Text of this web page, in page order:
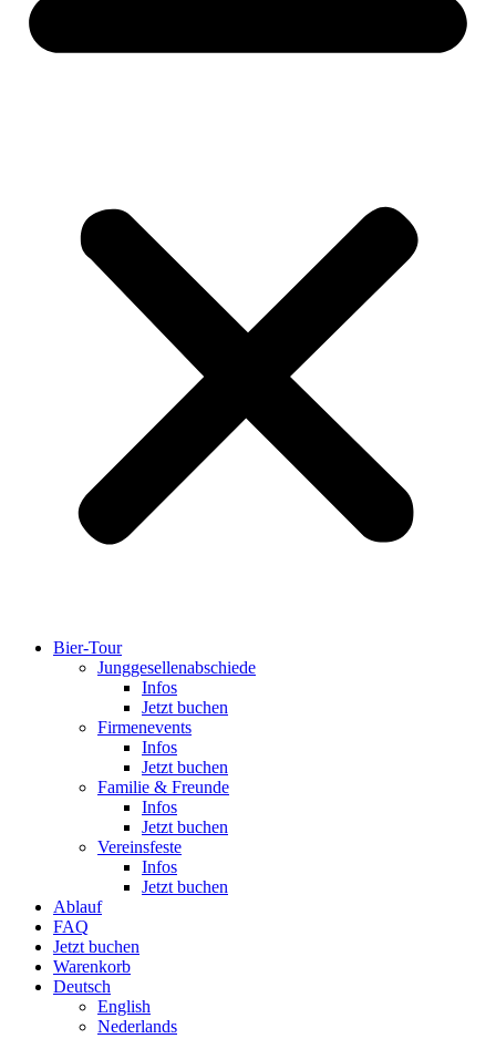
Bier-Tour
Jung­ge­sel­len­ab­schiede
Infos
Jetzt buchen
Fir­men­events
Infos
Jetzt buchen
Familie & Freunde
Infos
Jetzt buchen
Ver­eins­feste
Infos
Jetzt buchen
Ablauf
FAQ
Jetzt buchen
Warenkorb
Deutsch
English
Neder­lands